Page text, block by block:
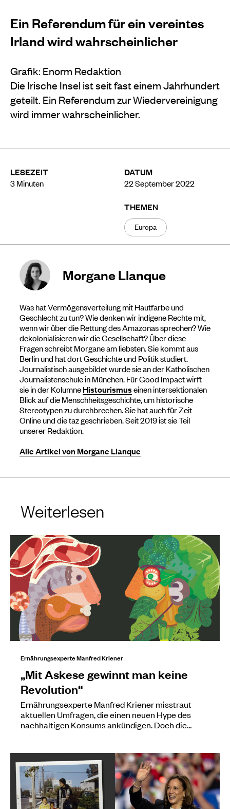
LESEZEIT
3Minuten
DATUM
22 September 2022
THEMEN
Europa
Ein Referendum für ein vereintes
Irland wird wahrscheinlicher
Grafik: Enorm Redaktion
Die Irische Insel ist seit fast einem Jahrhundert
geteilt. Ein Referendum zur Wiedervereinigung
wird immer wahrscheinlicher.
Morgane Llanque
Was hat Vermögensverteilung mit Hautfarbe und
Geschlecht zu tun? Wie denken wir indigene Rechte mit,
wenn wir über die Rettung des Amazonas sprechen? Wie
dekolonialisieren wir die Gesellschaft? Über diese
Fragen schreibt Morgane am liebsten. Sie kommt aus
Berlin und hat dort Geschichte und Politik studiert.
Journalistisch ausgebildet wurde sie an der Katholischen
Journalistenschule in München. Für Good Impact wirft
sie in der KolumneHistourismuseinen intersektionalen
Blick auf die Menschheitsgeschichte, um historische
Stereotypen zu durchbrechen. Sie hat auch für Zeit
Online und die taz geschrieben. Seit 2019 ist sie Teil
unserer Redaktion.
Alle Artikel von Morgane Llanque
Weiterlesen
Ernährungsexperte Manfred Kriener
„Mit Askese gewinnt man keine
Revolution“
Ernährungsexperte Manfred Kriener misstraut
aktuellen Umfragen, die einen neuen Hype des
nachhaltigen Konsums ankündigen. Doch die…